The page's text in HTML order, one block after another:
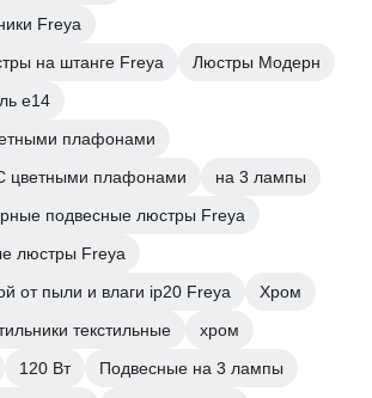
Freya
на штанге Freya
Люстры Модерн
e14
плафонами
цветными плафонами
на 3 лампы
подвесные люстры Freya
люстры Freya
от пыли и влаги ip20 Freya
Хром
текстильные
хром
120 Вт
Подвесные на 3 лампы